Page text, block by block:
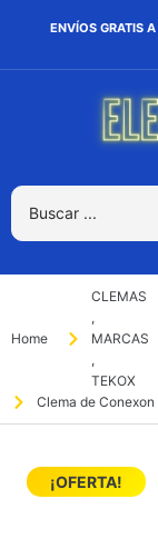
ENVÍOS GRATIS
Home
CLEMAS
,
MARCAS
,
TEKOX
Clema de
¡OFERTA!